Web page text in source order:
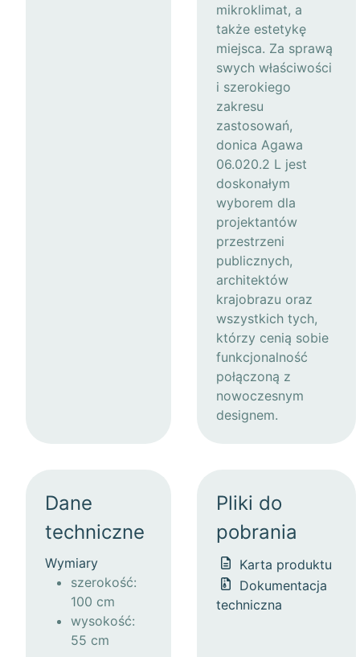
mikroklimat, a
także estetykę
miejsca. Za sprawą
swych właściwości
i szerokiego
zakresu
zastosowań,
donica Agawa
06.020.2 L jest
doskonałym
wyborem dla
projektantów
przestrzeni
publicznych,
architektów
krajobrazu oraz
wszystkich tych,
którzy cenią sobie
funkcjonalność
połączoną z
nowoczesnym
designem.
Dane
techniczne
Wymiary
szerokość:
100 cm
wysokość:
55 cm
Pliki do
pobrania
Karta produktu
Dokumentacja
techniczna